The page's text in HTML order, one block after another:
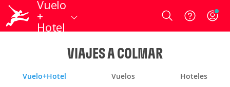
Vuelo
+
Hotel
Login
VIAJES A COLMAR
Vuelo+Hotel Vuelos Hoteles